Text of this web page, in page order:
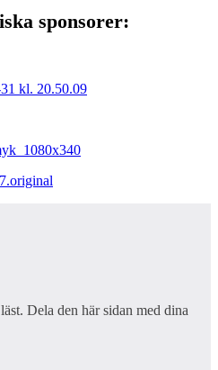
sponsorer:
Dela den här sidan med dina